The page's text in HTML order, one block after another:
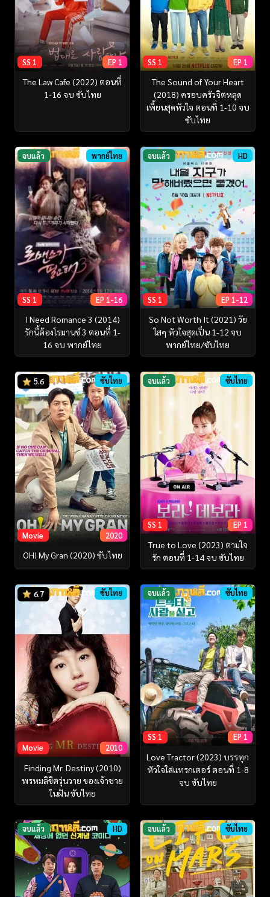
SS 1 EP 1
The Law Cafe (2022) ตอนที่
1-16 จบ ซับไทย
SS 1 EP 1
The Sound of Your Heart
(2018) ครอบครัวจิตหลุด
เพี้ยนสุดหัวใจ ตอนที่ 1-10 จบ
ซับไทย
จบแล้ว พากย์ไทย
SS 1 EP 1-16
I Need Romance 3 (2014)
รักนี้ต้องโรมานซ์ 3 ตอนที่ 1-
16 จบ พากย์ไทย
จบแล้ว HD
SS 1 EP 1-12
So Not Worth It (2021) วัย
ใสๆ หัวใจสุดเปิ่น 1-12 จบ
พากย์ไทย/ซับไทย
5.6 ซับไทย
Movie 2020
OH! My Gran (2020) ซับไทย
จบแล้ว ซับไทย
SS 1 EP 1
True to Love (2023) ตามใจ
รัก ตอนที่ 1-14 จบ ซับไทย
6.7 ซับไทย
Movie 2010
Finding Mr. Destiny (2010)
พรหมลิขิตวุ่นวาย ของเจ้าชาย
ในฝัน ซับไทย
จบแล้ว ซับไทย
SS 1 EP 1
Love Tractor (2023) บรรทุก
หัวใจใส่แทรกเตอร์ ตอนที่ 1-8
จบ ซับไทย
จบแล้ว HD จบแล้ว ซับไทย